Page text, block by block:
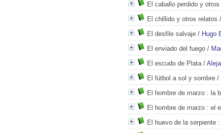
El caballo perdido y
El chillido y otros relatos
El desfile salvaje / Hugo
El enviado del fuego /
El escudo de Plata/
El fútbol a sol y sombre /
El hombre de marzo : la
El hombre de marzo : el
El huevo de la serpiente